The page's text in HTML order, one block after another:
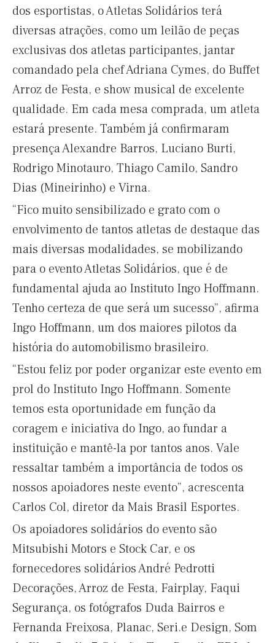
dos esportistas, o Atletas Solidários terá
diversas atrações, como um leilão de peças
exclusivas dos atletas participantes, jantar
comandado pela chef Adriana Cymes, do Buffet
Arroz de Festa, e show musical de excelente
qualidade. Em cada mesa comprada, um atleta
estará presente. Também já confirmaram
presença Alexandre Barros, Luciano Burti,
Rodrigo Minotauro, Thiago Camilo, Sandro
Dias (Mineirinho) e Virna.
“Fico muito sensibilizado e grato com o
envolvimento de tantos atletas de destaque das
mais diversas modalidades, se mobilizando
para o evento Atletas Solidários, que é de
fundamental ajuda ao Instituto Ingo Hoffmann.
Tenho certeza de que será um sucesso”, afirma
Ingo Hoffmann, um dos maiores pilotos da
história do automobilismo brasileiro.
“Estou feliz por poder organizar este evento em
prol do Instituto Ingo Hoffmann. Somente
temos esta oportunidade em função da
coragem e iniciativa do Ingo, ao fundar a
instituição e mantê-la por tantos anos. Vale
ressaltar também a importância de todos os
nossos apoiadores neste evento”, acrescenta
Carlos Col, diretor da Mais Brasil Esportes.
Os apoiadores solidários do evento são
Mitsubishi Motors e Stock Car, e os
fornecedores solidários André Pedrotti
Decorações, Arroz de Festa, Fairplay, Faqui
Segurança, os fotógrafos Duda Bairros e
Fernanda Freixosa, Planac, Seri.e Design, Som